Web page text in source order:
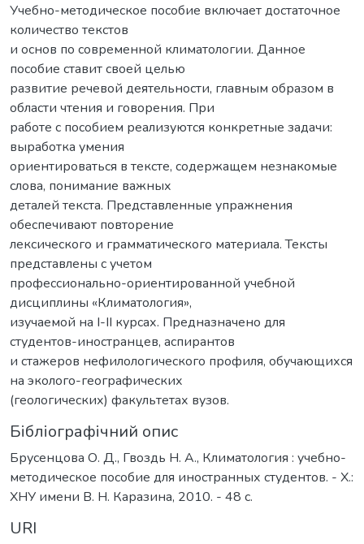
Учебно-методическое пособие включает достаточное
количество текстов
и основ по современной климатологии. Данное
пособие ставит своей целью
развитие речевой деятельности, главным образом в
области чтения и говорения. При
работе с пособием реализуются конкретные задачи:
выработка умения
ориентироваться в тексте, содержащем незнакомые
слова, понимание важных
деталей текста. Представленные упражнения
обеспечивают повторение
лексического и грамматического материала. Тексты
представлены с учетом
профессионально-ориентированной учебной
дисциплины «Климатология»,
изучаемой на І-ІІ курсах. Предназначено для
студентов-иностранцев, аспирантов
и стажеров нефилологического профиля, обучающихся
на эколого-географических
(геологических) факультетах вузов.
Бібліографічний опис
Брусенцова О. Д., Гвоздь Н. А., Климатология : учебно-
методическое пособие для иностранных студентов. - X.:
ХНУ имени В. Н. Каразина, 2010. - 48 с.
URI